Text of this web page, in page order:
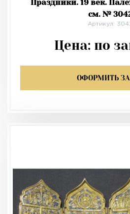
Праздники. 19 век.
см. №
Артикул:
Цена: по
ОФОРМИТЬ